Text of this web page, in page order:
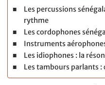
Les percussions
rythme
Les cordophones
Instruments
Les idiophones : la
Les tambours parlants